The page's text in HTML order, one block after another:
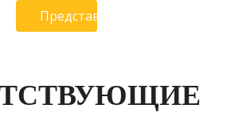
Представлять на